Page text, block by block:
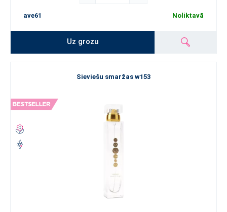
ave61 Noliktavā
Uz grozu
Sieviešu smaržas w153